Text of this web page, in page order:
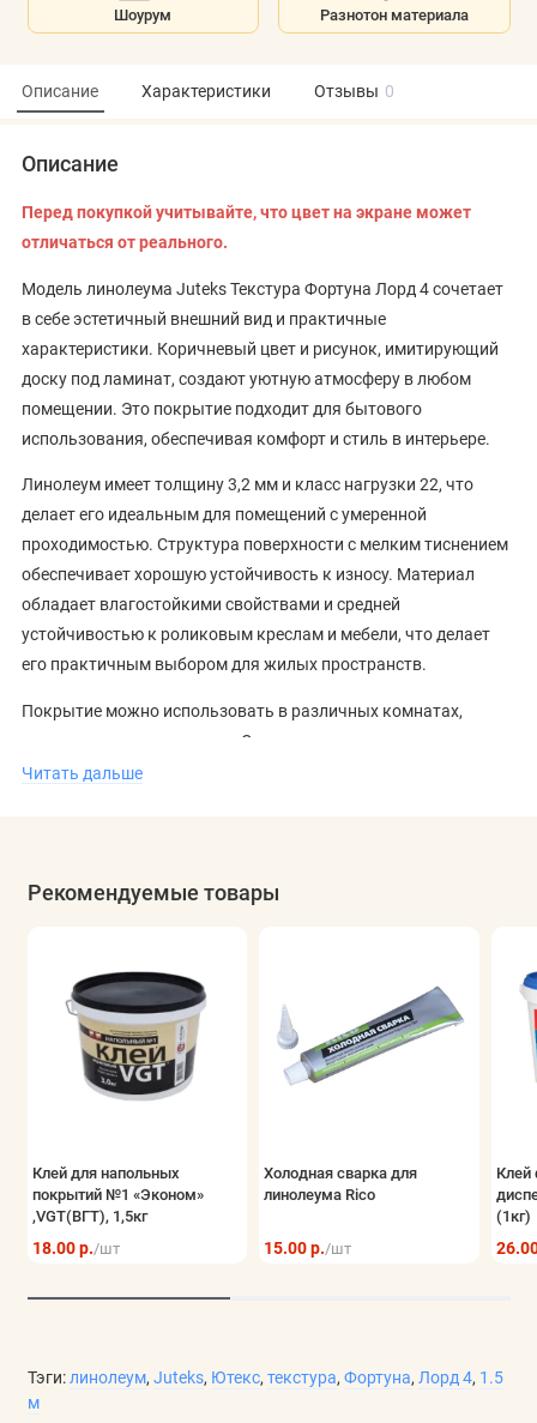
Шоурум Разнотон материала
Описание Характеристики Отзывы 0
Описание
Перед покупкой учитывайте, что цвет на экране может
отличаться от реального.
Модель линолеума Juteks Текстура Фортуна Лорд 4 сочетает
в себе эстетичный внешний вид и практичные
характеристики. Коричневый цвет и рисунок, имитирующий
доску под ламинат, создают уютную атмосферу в любом
помещении. Это покрытие подходит для бытового
использования, обеспечивая комфорт и стиль в интерьере.
Линолеум имеет толщину 3,2 мм и класс нагрузки 22, что
делает его идеальным для помещений с умеренной
проходимостью. Структура поверхности с мелким тиснением
обеспечивает хорошую устойчивость к износу. Материал
обладает влагостойкими свойствами и средней
устойчивостью к роликовым креслам и мебели, что делает
его практичным выбором для жилых пространств.
Покрытие можно использовать в различных комнатах,
включая кухни и гостиные. Оно легко укладывается и
подходит для установки на теплые полы с максимальной
ассортиментом,купить линолеум в Минске
Читать дальше
Рекомендуемые товары
Клей для напольных
покрытий №1 «Эконом»
,VGT(ВГТ), 1,5кг
18.00 р./шт
Холодная сварка для
линолеума Rico
15.00 р./шт
Клей
(1кг)
Тэги:линолеум, Juteks, Ютекс, текстура, Фортуна, Лорд 4, 1.5
м